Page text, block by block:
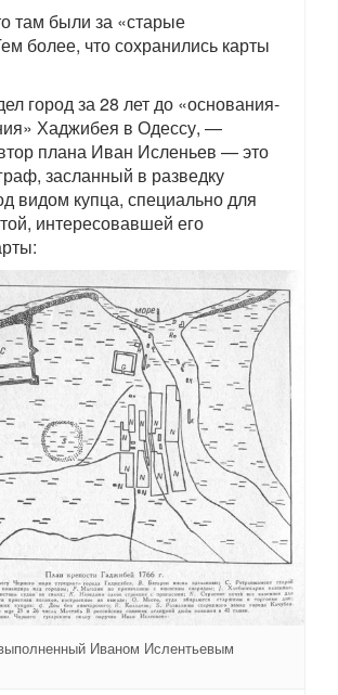
там были за «старые
более, что сохранились карты
город за 28 лет до «основания-
Хаджибея в Одессу, —
плана Иван Исленьев — это
засланный в разведку
видом купца, специально для
интересовавшей его
Иваном Ислентьевым